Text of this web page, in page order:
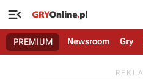

PREMIUM Newsroom Gry